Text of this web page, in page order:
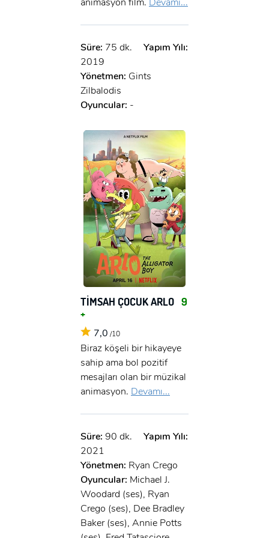
ÜYE OL
Süre: 75 dk.
Yapım Yılı:
2019
Yönetmen: Gints
Zilbalodis
Oyuncular: -
TİMSAH ÇOCUK ARLO 9
+
7,0 /10
Biraz köşeli bir hikayeye
sahip ama bol pozitif
mesajları olan bir müzikal
animasyon. Devamı...
Süre: 90 dk.
Yapım Yılı:
2021
Yönetmen: Ryan Crego
Oyuncular: Michael J.
Woodard (ses), Ryan
Crego (ses), Dee Bradley
Baker (ses), Annie Potts